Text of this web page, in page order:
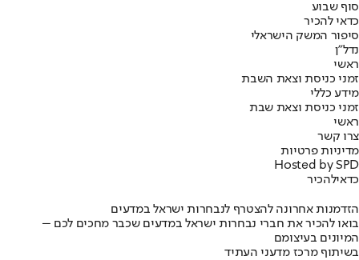
סוף שבוע
כדאי להכיר
סיפור המשק הישראלי
נדל"ן
ראשי
זמני כניסת וצאת השבת
מידע כללי
זמני כניסת וצאת שבת
ראשי
צרו קשר
מדיניות פרטיות
Hosted by SPD
כדאילהכיר
הזדמנות אחרונה להצטרף לנבחרות ישראל במדעים
בואו להכיר את חברי נבחרות ישראל במדעים שכבר מחכים לכם –
המיונים בעיצומם
בשיתוף מרכז מדעני העתיד